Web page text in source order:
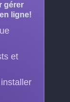
gérer
ligne!
et